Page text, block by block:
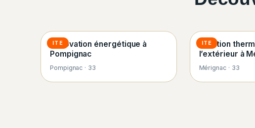
ITE
Rénovation énergétique à
Pompignac
Pompignac · 33
ITE
Isolation
l’extérieur à
Mérignac · 33